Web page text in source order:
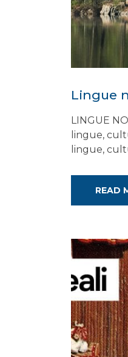
Lingue
LINGUE
lingue,
lingue,
READ